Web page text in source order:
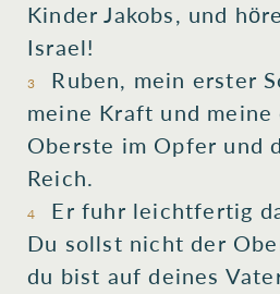
Kinder Jakobs, und
Israel!
3 Ruben, mein erster
meine Kraft und meine
Oberste im Opfer und
Reich.
4 Er fuhr leichtfertig
Du sollst nicht der
du bist auf deines